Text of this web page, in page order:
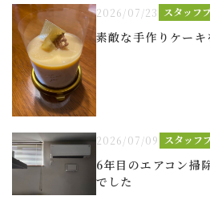
2026/07/23 スタッフ
素敵な手作りケー
2026/07/09 スタッフ
6年目のエアコン掃
でした